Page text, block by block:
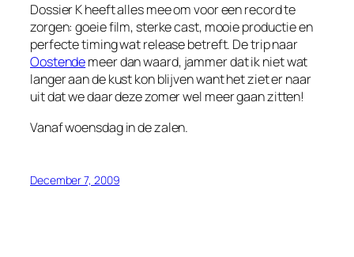
Dossier K heeft alles mee om voor een record te
zorgen: goeie film, sterke cast, mooie productie en
perfecte timing wat release betreft. De trip naar
Oostendemeer dan waard, jammer dat ik niet wat
langer aan de kust kon blijven want het ziet er naar
uit dat we daar deze zomer wel meer gaan zitten!
Vanaf woensdag in de zalen.
December 7, 2009